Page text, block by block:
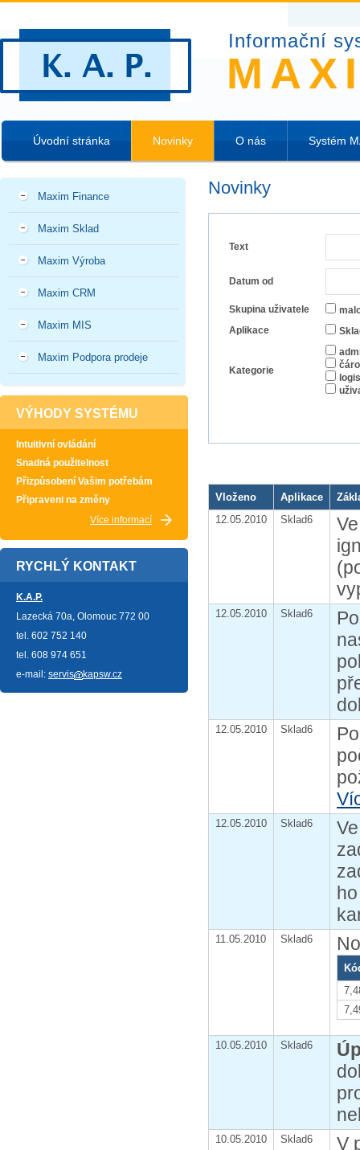
Informační
Úvodní stránka Novinky O nás Systém
Maxim Finance
Maxim Sklad
Maxim Výroba
Maxim CRM
Maxim MIS
Maxim Podpora prodeje
VÝHODY SYSTÉMU
Intuitivní ovládání
Snadná použitelnost
Přizpůsobení Vašim potřebám
Připraveni na změny
Více informací
RYCHLÝ KONTAKT
K.A.P.
Lazecká 70a, Olomouc 772 00
tel. 602 752 140
tel. 608 974 651
e-mail: servis kapsw.cz
Novinky
Text
Datum od
Skupina uživatele
Aplikace
Kategorie
Vloženo Aplikace
12.05.2010
Sklad6
12.05.2010 Sklad6
12.05.2010 Sklad6
12.05.2010 Sklad6
11.05.2010 Sklad6
10.05.2010 Sklad6
10.05.2010 Sklad6
V